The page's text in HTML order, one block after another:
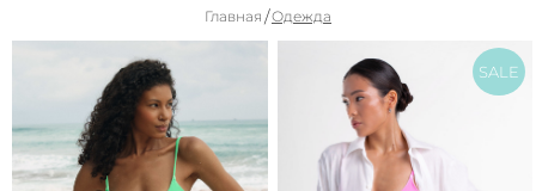
Главная /Одежда
SALE